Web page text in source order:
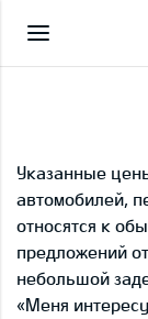
Указанные
автомобилей,
относятся к
предложений
небольшой
«Меня